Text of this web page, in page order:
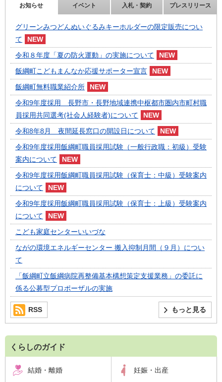
お知らせ イベント 入札・契約 プレスリリース
グリーンみつどんぬいぐるみキーホルダーの限定販売につい
て
令和８年度「夏の防火運動」の実施について
飯綱町こどもまんなか応援サポーター宣言
飯綱町無料職業紹介所
令和9年度採用 長野市・長野地域連携中枢都市圏内市町村職
員採用共同選考(社会人経験者)について
令和8年8月 夜間延長窓口の開設日について
令和9年度採用飯綱町職員採用試験（一般行政職：初級）受験
案内について
令和9年度採用飯綱町職員採用試験（保育士：中級）受験案内
について
令和9年度採用飯綱町職員採用試験（保育士：上級）受験案内
について
こども家庭センターいいづな
ながの環境エネルギーセンター 搬入抑制月間（９月）につい
て
「飯綱町立飯綱病院再整備基本構想策定支援業務」の委託に
係る公募型プロポーザルの実施
もっと見る
RSS
くらしのガイド
結婚・離婚 妊娠・出産